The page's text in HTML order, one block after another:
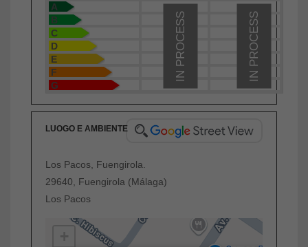
A
B
C
D
E
F
G
IN PROCESS
IN PROCESS
LUOGO E AMBIENTE
Los Pacos, Fuengirola.
29640, Fuengirola (Málaga)
Los Pacos